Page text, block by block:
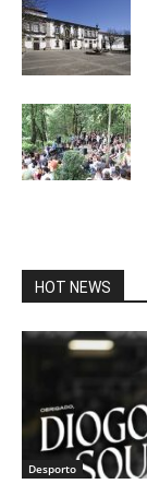
HOT NEWS
Desporto